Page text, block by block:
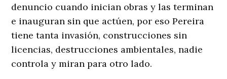
denuncio cuando inician obras y las terminan
e inauguran sin que actúen, por eso Pereira
tiene tanta invasión, construcciones sin
licencias, destrucciones ambientales, nadie
controla y miran para otro lado.